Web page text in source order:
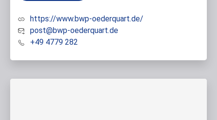
https://www.bwp-oederquart.de/
post@bwp-oederquart.de
+49 4779 282